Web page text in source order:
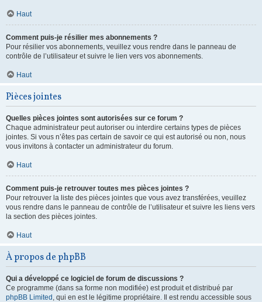
Haut
Comment puis-je résilier mes abonnements ?
Pour résilier vos abonnements, veuillez vous rendre dans le panneau de
contrôle de l’utilisateur et suivre le lien vers vos abonnements.
Haut
Pièces jointes
Quelles pièces jointes sont autorisées sur ce forum ?
Chaque administrateur peut autoriser ou interdire certains types de pièces
jointes. Si vous n’êtes pas certain de savoir ce qui est autorisé ou non, nous
vous invitons à contacter un administrateur du forum.
Haut
Comment puis-je retrouver toutes mes pièces jointes ?
Pour retrouver la liste des pièces jointes que vous avez transférées, veuillez
vous rendre dans le panneau de contrôle de l’utilisateur et suivre les liens vers
la section des pièces jointes.
Haut
À propos de phpBB
Qui a développé ce logiciel de forum de discussions ?
Ce programme (dans sa forme non modifiée) est produit et distribué par
phpBB Limited , qui en est le légitime propriétaire. Il est rendu accessible sous